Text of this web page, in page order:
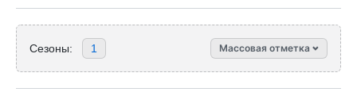
Сезоны: 1 Массовая отметка